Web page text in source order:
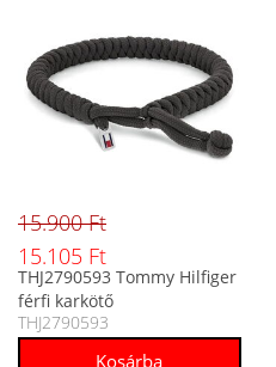
15.900 Ft
15.105 Ft
THJ2790593 Tommy Hilfiger
férfi karkötő
THJ2790593